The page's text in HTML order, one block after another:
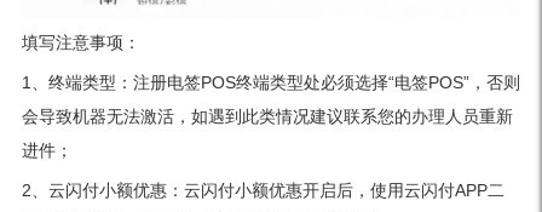
填写注意事项：
1、终端类型：注册电签POS终端类型处必须选择“电签POS”，否则
会导致机器无法激活，如遇到此类情况建议联系您的办理人员重新
进件；
2、云闪付小额优惠：云闪付小额优惠开启后，使用云闪付APP二